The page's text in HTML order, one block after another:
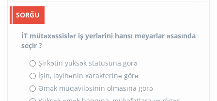
SORĞU
İT mütəxəssislər iş yerlərini hansı meyarlar əsasında
seçir ?
Şirkətin yüksək statusuna görə
İşin, layihənin xarakterinə görə
Əmək müqaviləsinin olmasına görə